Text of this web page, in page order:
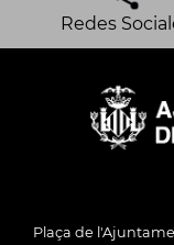
Redes
Plaça de